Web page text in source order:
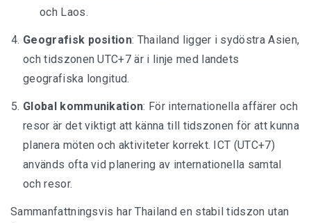
och Laos.
Geografisk position: Thailand ligger i sydöstra Asien,
och tidszonen UTC+7 är i linje med landets
geografiska longitud.
Global kommunikation: För internationella affärer och
resor är det viktigt att känna till tidszonen för att kunna
planera möten och aktiviteter korrekt. ICT (UTC+7)
används ofta vid planering av internationella samtal
och resor.
Sammanfattningsvis har Thailand en stabil tidszon utan